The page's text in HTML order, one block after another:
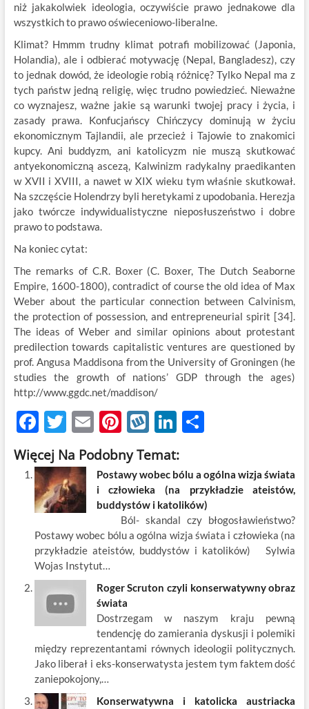
niż jakakolwiek ideologia, oczywiście prawo jednakowe dla
wszystkich to prawo oświeceniowo-liberalne.
Klimat? Hmmm trudny klimat potrafi mobilizować (Japonia,
Holandia), ale i odbierać motywację (Nepal, Bangladesz), czy
to jednak dowód, że ideologie robią różnicę? Tylko Nepal ma z
tych państw jedną religię, więc trudno powiedzieć. Nieważne
co wyznajesz, ważne jakie są warunki twojej pracy i życia, i
zasady prawa. Konfucjańscy Chińczycy dominują w życiu
ekonomicznym Tajlandii, ale przecież i Tajowie to znakomici
kupcy. Ani buddyzm, ani katolicyzm nie muszą skutkować
antyekonomiczną ascezą, Kalwinizm radykalny praedikanten
w XVII i XVIII, a nawet w XIX wieku tym właśnie skutkował.
Na szczęście Holendrzy byli heretykami z upodobania. Herezja
jako twórcze indywidualistyczne nieposłuszeństwo i dobre
prawo to podstawa.
Na koniec cytat:
The remarks of C.R. Boxer (C. Boxer, The Dutch Seaborne
Empire, 1600-1800), contradict of course the old idea of Max
Weber about the particular connection between Calvinism,
the protection of possession, and entrepreneurial spirit [34].
The ideas of Weber and similar opinions about protestant
predilection towards capitalistic ventures are questioned by
prof. Angusa Maddisona from the University of Groningen (he
studies the growth of nations’ GDP through the ages)
http://www.ggdc.net/maddison/
F
ac
e
b
o
o
k
T
w
itt
er
E
m
ail
Pi
nt
er
es
t
W
k
o
p
Li
k
e
dI
n
S
ar
e
Więcej Na Podobny Temat:
Postawy wobec bólu a ogólna wizja świata
i człowieka (na przykładzie ateistów,
buddystów i katolików)
Ból- skandal czy błogosławieństwo?
Postawy wobec bólu a ogólna wizja świata i człowieka (na
przykładzie ateistów, buddystów i katolików) Sylwia
Wojas Instytut…
Roger Scruton czyli konserwatywny obraz
świata
Dostrzegam w naszym kraju pewną
tendencję do zamierania dyskusji i polemiki
między reprezentantami równych ideologii politycznych.
Jako liberał i eks-konserwatysta jestem tym faktem dość
zaniepokojony,…
Konserwatywna i katolicka austriacka